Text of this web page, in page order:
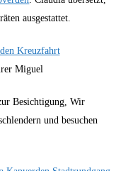
ausgestattet.
Miguel
Besichtigung, Wir
und besuchen